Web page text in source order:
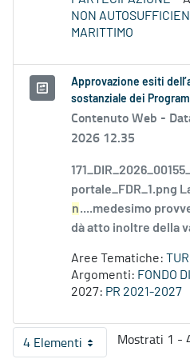
NON
MARITTIMO
Approvazione esiti
sostanziale dei
Contenuto Web -
2026 12.35
portale_FDR_1.png
n....medesimo
dà atto inoltre della
Aree Tematiche:
Argomenti: FONDO
2027: PR 2021-2027
4 ElementiPer pagina
Mostrati 1 -